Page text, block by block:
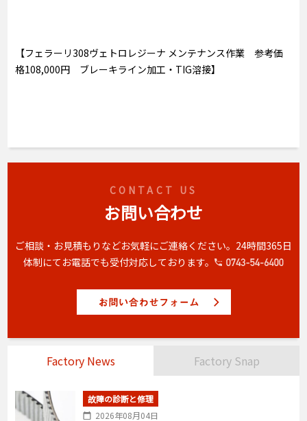
【フェラーリ308ヴェトロレジーナ メンテナンス作業 参考価
格108,000円 ブレーキライン加工・TIG溶接】
CONTACT US
お問い合わせ
ご相談・お見積もりなどお気軽にご連絡ください。 24時間365日
体制にてお電話でも受付対応しております。
Factory News Factory Snap
故障の診断と修理
2026年08月04日